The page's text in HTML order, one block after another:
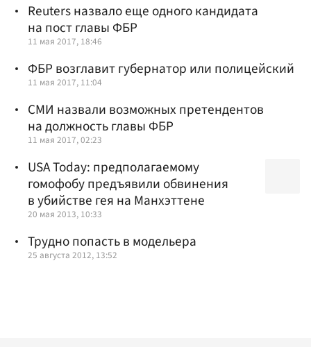
Reuters назвало еще одного кандидата
на пост главы ФБР
11 мая 2017, 18:46
ФБР возглавит губернатор или полицейский
11 мая 2017, 11:04
СМИ назвали возможных претендентов
на должность главы ФБР
11 мая 2017, 02:23
USA Today: предполагаемому
гомофобу предъявили обвинения
в убийстве гея на Манхэттене
20 мая 2013, 10:33
Трудно попасть в модельера
25 августа 2012, 13:52